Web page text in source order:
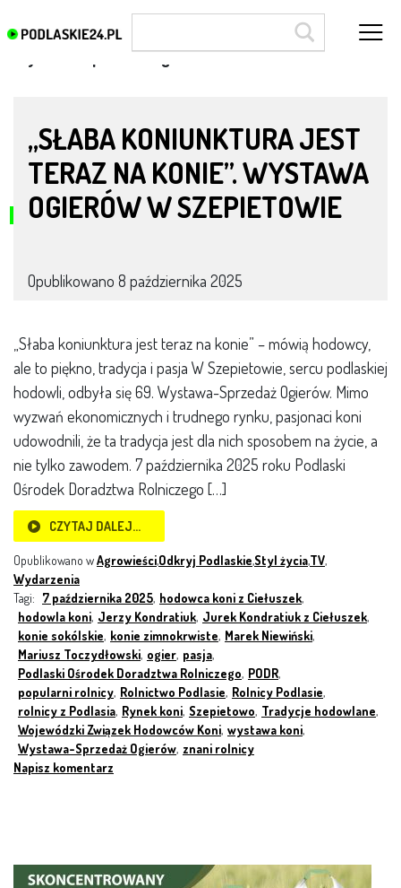
Wystawa-Sprzedaż Ogierów
„SŁABA KONIUNKTURA JEST
TERAZ NA KONIE”. WYSTAWA
OGIERÓW W SZEPIETOWIE
Opublikowano 8 października 2025
„Słaba koniunktura jest teraz na konie” – mówią hodowcy,
ale to piękno, tradycja i pasja W Szepietowie, sercu podlaskiej
hodowli, odbyła się 69. Wystawa-Sprzedaż Ogierów. Mimo
wyzwań ekonomicznych i trudnego rynku, pasjonaci koni
udowodnili, że ta tradycja jest dla nich sposobem na życie, a
nie tylko zawodem. 7 października 2025 roku Podlaski
Ośrodek Doradztwa Rolniczego […]
CZYTAJ DALEJ…
Opublikowano wAgrowieści,Odkryj Podlaskie,Styl życia,TV,
Wydarzenia
Tagi: 7 października 2025, hodowca koni z Ciełuszek,
hodowla koni, Jerzy Kondratiuk, Jurek Kondratiuk z Ciełuszek,
konie sokólskie, konie zimnokrwiste, Marek Niewiński,
Mariusz Toczydłowski, ogier, pasja,
Podlaski Ośrodek Doradztwa Rolniczego, PODR,
popularni rolnicy, Rolnictwo Podlasie, Rolnicy Podlasie,
rolnicy z Podlasia, Rynek koni, Szepietowo, Tradycje hodowlane,
Wojewódzki Związek Hodowców Koni, wystawa koni,
Wystawa-Sprzedaż Ogierów, znani rolnicy
Napisz komentarz